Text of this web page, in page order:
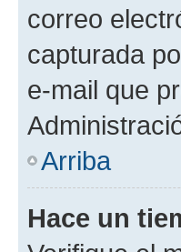
correo
capturada
e-mail que
Arriba
Hace un